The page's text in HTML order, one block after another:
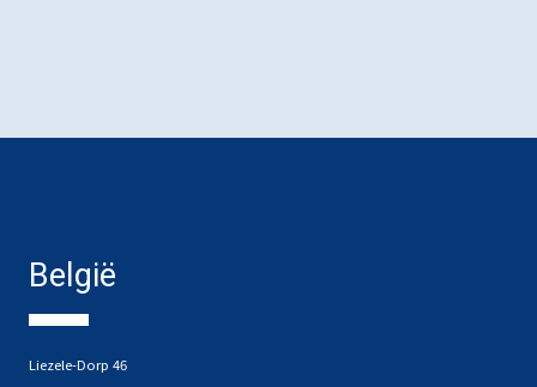
België
Liezele-Dorp 46